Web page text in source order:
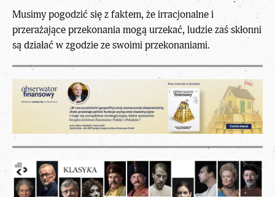
Musimy pogodzić się z faktem, że irracjonalne i
przerażające przekonania mogą urzekać, ludzie zaś skłonni
są działać w zgodzie ze swoimi przekonaniami.